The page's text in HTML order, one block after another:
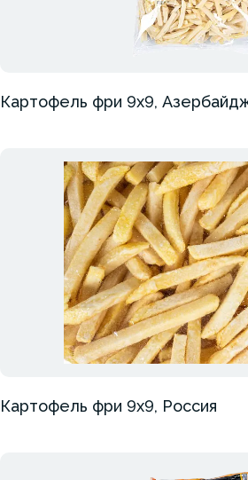
Картофель фри 9х9,
Картофель фри 9х9, Россия